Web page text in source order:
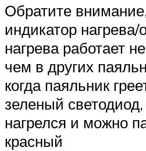
Обратите
индикатор нагрева/
нагрева работает
чем в других
когда паяльник
зеленый светодиод,
нагрелся и можно
красный